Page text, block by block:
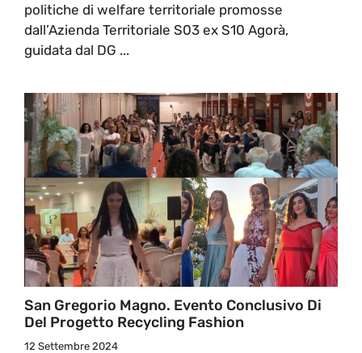
politiche di welfare territoriale promosse
dall’Azienda Territoriale S03 ex S10 Agorà,
guidata dal DG ...
San Gregorio Magno. Evento Conclusivo Di
Del Progetto Recycling Fashion
12 Settembre 2024